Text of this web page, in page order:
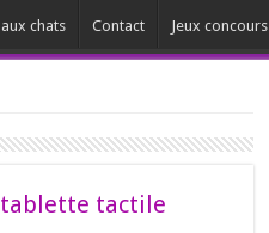
chats Contact Jeux concours
tablette tactile